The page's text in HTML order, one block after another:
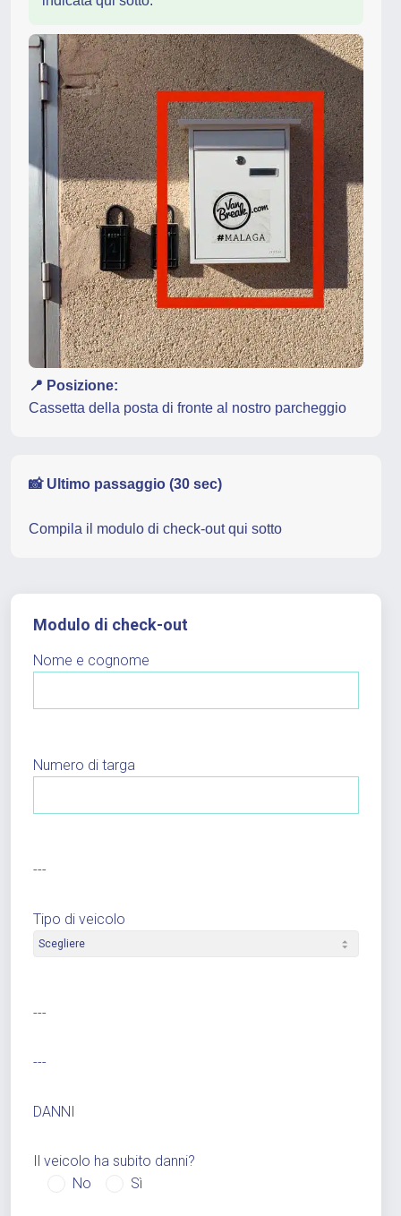
📍 Posizione:
Cassetta della posta di fronte al nostro parcheggio
📸 Ultimo passaggio (30 sec)
Compila il modulo di check-out qui sotto
Modulo di check-out
Nome e cognome
Numero di targa
---
Tipo di veicolo
---
---
DANNI
Il veicolo ha subito danni?
No
Sì